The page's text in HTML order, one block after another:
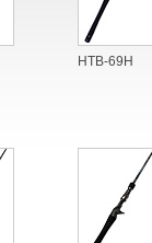
HTB-69H